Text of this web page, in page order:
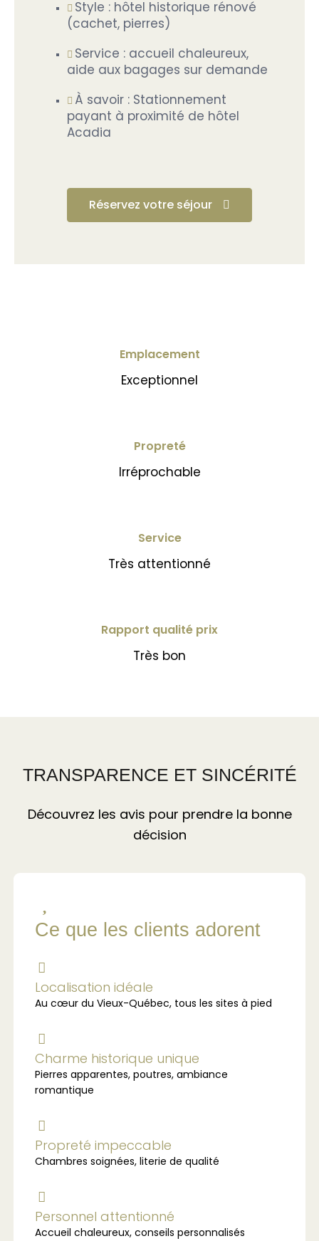
Style : hôtel historique rénové
(cachet, pierres)
Service : accueil chaleureux,
aide aux bagages sur demande
À savoir : Stationnement
payant à proximité de hôtel
Acadia
Réservez votre séjour
Emplacement
Exceptionnel
Propreté
Irréprochable
Service
Très attentionné
Rapport qualité prix
Très bon
TRANSPARENCE ET SINCÉRITÉ
Découvrez les avis pour prendre la bonne
décision
Ce que les clients adorent
Localisation idéale
Au cœur du Vieux-Québec, tous les sites à pied
Charme historique unique
Pierres apparentes, poutres, ambiance
romantique
Propreté impeccable
Chambres soignées, literie de qualité
Personnel attentionné
Accueil chaleureux, conseils personnalisés